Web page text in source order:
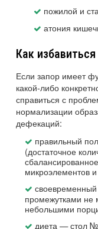
пожилой и
атония
Как
Если запор имеет
какой-либо
справиться с
нормализации
дефекаций:
правильный
(достаточное
микроэлементов
промежутками не
небольшими
диета — стол